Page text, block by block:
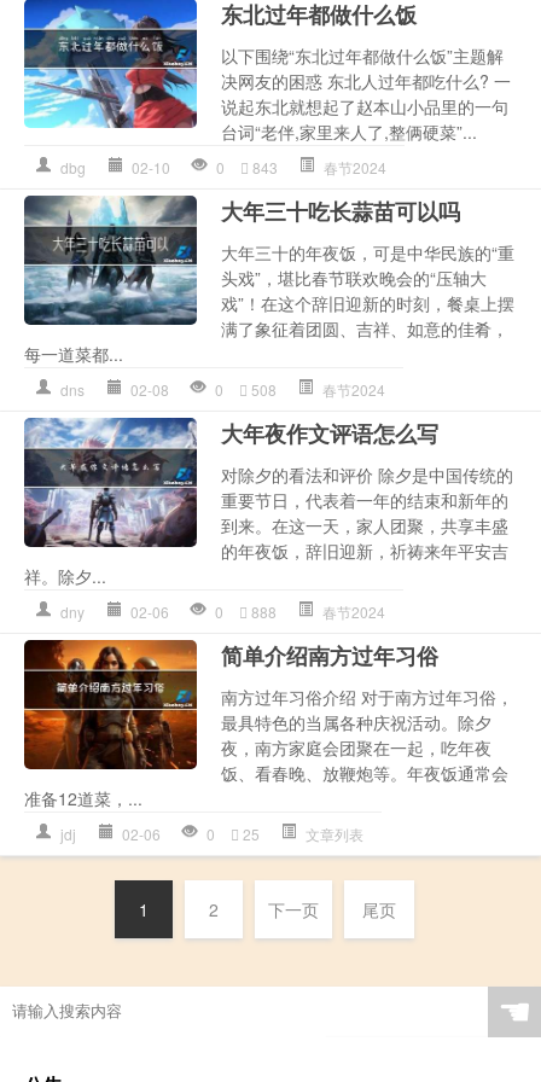
东北过年都做什么饭
以下围绕“东北过年都做什么饭”主题解
决网友的困惑 东北人过年都吃什么? 一
说起东北就想起了赵本山小品里的一句
台词“老伴,家里来人了,整俩硬菜”...
dbg 02-10 0 843 春节2024
大年三十吃长蒜苗可以吗
大年三十的年夜饭，可是中华民族的“重
头戏”，堪比春节联欢晚会的“压轴大
戏”！在这个辞旧迎新的时刻，餐桌上摆
满了象征着团圆、吉祥、如意的佳肴，
每一道菜都...
dns 02-08 0 508 春节2024
大年夜作文评语怎么写
对除夕的看法和评价 除夕是中国传统的
重要节日，代表着一年的结束和新年的
到来。在这一天，家人团聚，共享丰盛
的年夜饭，辞旧迎新，祈祷来年平安吉
祥。除夕...
dny 02-06 0 888 春节2024
简单介绍南方过年习俗
南方过年习俗介绍 对于南方过年习俗，
最具特色的当属各种庆祝活动。除夕
夜，南方家庭会团聚在一起，吃年夜
饭、看春晚、放鞭炮等。年夜饭通常会
准备12道菜，...
jdj 02-06 0 25 文章列表
1 2 下一页 尾页
☚